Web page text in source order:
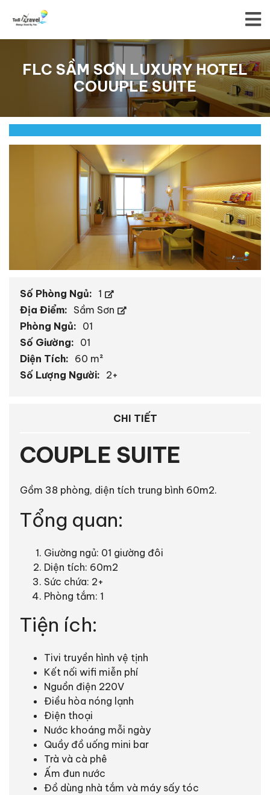
FLC SẦM SƠN LUXURY HOTEL
COUUPLE SUITE
Số Phòng Ngủ: 1
Địa Điểm: Sầm Sơn
Phòng Ngủ: 01
Số Giường: 01
Diện Tích: 60 m²
Số Lượng Người: 2+
CHI TIẾT
COUPLE SUITE
Gồm 38 phòng, diện tích trung bình 60m2.
Tổng quan:
Giường ngủ: 01 giường đôi
Diện tích: 60m2
Sức chứa: 2+
Phòng tắm: 1
Tiện ích:
Tivi truyền hình vệ tịnh
Kết nối wifi miễn phí
Nguồn điện 220V
Điều hòa nóng lạnh
Điện thoại
Nước khoáng mỗi ngày
Quầy đồ uống mini bar
Trà và cà phê
Ấm đun nước
Đồ dùng nhà tắm và máy sấy tóc